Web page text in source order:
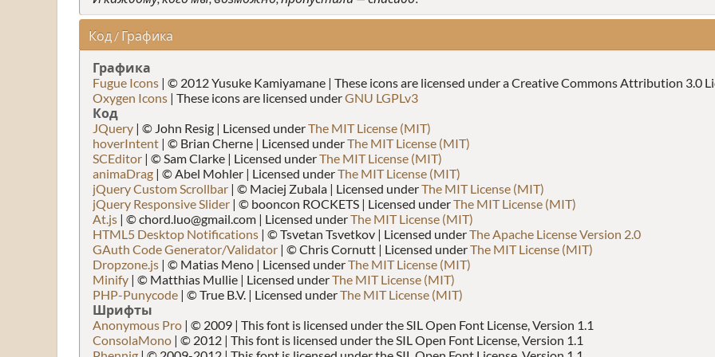
Код / Графика
Графика
Fugue Icons | © 2012 Yusuke Kamiyamane | These icons are licensed under a Creative Commons Attribution 3.0
Oxygen Icons | These icons are licensed underGNU LGPLv3
Код
JQuery | © John Resig | Licensed underThe MIT License (MIT)
hoverIntent | © Brian Cherne | Licensed underThe MIT License (MIT)
SCEditor | © Sam Clarke | Licensed underThe MIT License (MIT)
animaDrag | © Abel Mohler | Licensed underThe MIT License (MIT)
jQuery Custom Scrollbar | © Maciej Zubala | Licensed underThe MIT License (MIT)
jQuery Responsive Slider | © booncon ROCKETS | Licensed underThe MIT License (MIT)
At.js | © chord.luo@gmail.com | Licensed underThe MIT License (MIT)
HTML5 Desktop Notifications | © Tsvetan Tsvetkov | Licensed underThe Apache License Version 2.0
GAuth Code Generator/Validator | © Chris Cornutt | Licensed underThe MIT License (MIT)
Dropzone.js | © Matias Meno | Licensed underThe MIT License (MIT)
Minify | © Matthias Mullie | Licensed underThe MIT License (MIT)
PHP-Punycode | © True B.V. | Licensed underThe MIT License (MIT)
Шрифты
Anonymous Pro | © 2009 | This font is licensed under the SIL Open Font License, Version 1.1
ConsolaMono | © 2012 | This font is licensed under the SIL Open Font License, Version 1.1